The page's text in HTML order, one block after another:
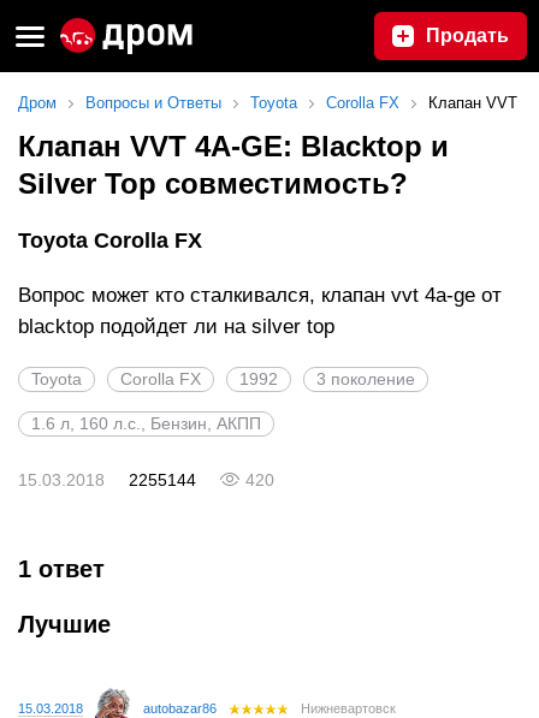
Продать
Дром Вопросы и Ответы Toyota Corolla FX Клапан VVT
Клапан VVT 4A-GE: Blacktop и
Silver Top совместимость?
Toyota Corolla FX
Вопрос может кто сталкивался, клапан vvt 4a-ge от
blacktop подойдет ли на silver top
Toyota Corolla FX 1992 3 поколение
1.6 л, 160 л.с., Бензин, АКПП
15.03.2018 2255144 420
1 ответ
Лучшие
15.03.2018 autobazar86 Нижневартовск